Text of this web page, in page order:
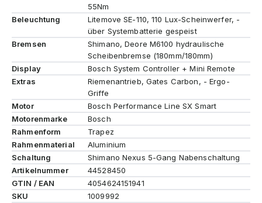
55Nm
Beleuchtung
Litemove SE-110, 110 Lux-Scheinwerfer, -
über Systembatterie gespeist
Bremsen
Shimano, Deore M6100 hydraulische
Scheibenbremse (180mm/180mm)
Display
Bosch System Controller + Mini Remote
Extras
Riemenantrieb, Gates Carbon, - Ergo-
Griffe
Motor
Bosch Performance Line SX Smart
Motorenmarke
Bosch
Rahmenform
Trapez
Rahmenmaterial
Aluminium
Schaltung
Shimano Nexus 5-Gang Nabenschaltung
Artikelnummer
44528450
GTIN / EAN
4054624151941
SKU
1009992